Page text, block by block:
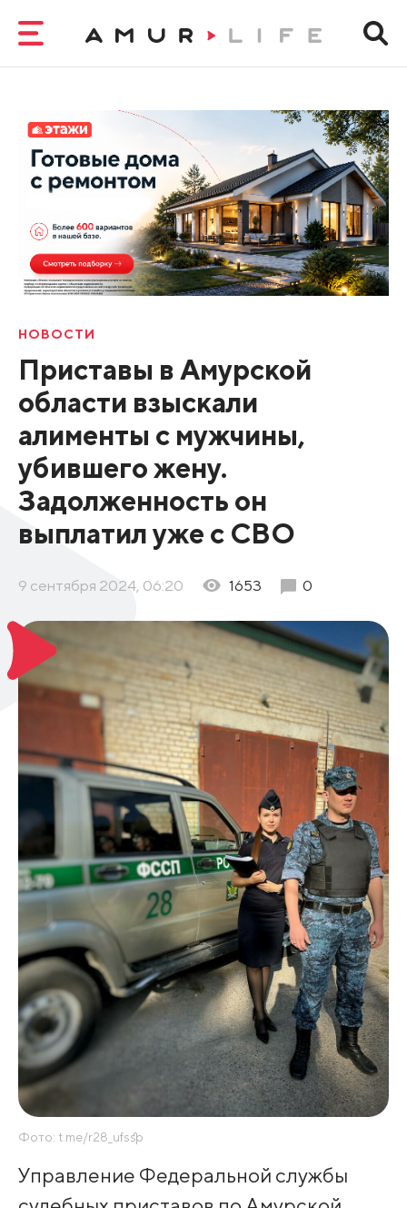
НОВОСТИ
Приставы в Амурской
области взыскали
алименты с мужчины,
убившего жену.
Задолженность он
выплатил уже с СВО
9 сентября 2024, 06:20 1653 0
Фото: t.me/r28_ufssp
Управление Федеральной службы